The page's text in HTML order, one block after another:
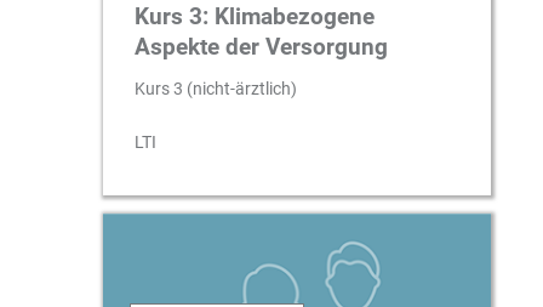
Kurs 3: Klimabezogene
Aspekte der Versorgung
Kurs 3 (nicht-ärztlich)
LTI